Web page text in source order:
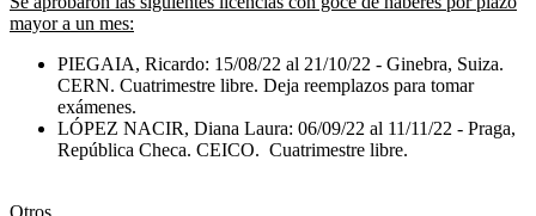
mayor a un mes:
PIEGAIA, Ricardo: 15/08/22 al 21/10/22 - Ginebra, Suiza.
CERN. Cuatrimestre libre. Deja reemplazos para tomar
exámenes.
LÓPEZ NACIR, Diana Laura: 06/09/22 al 11/11/22 - Praga,
República Checa. CEICO. Cuatrimestre libre.
Otros